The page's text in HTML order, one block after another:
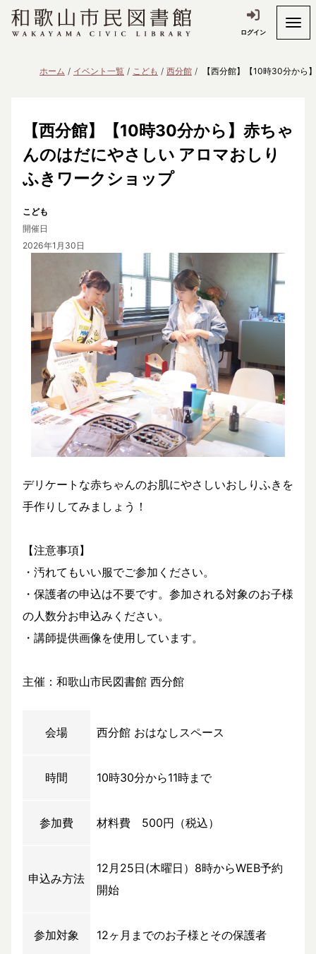
ログイン
ホーム イベント一覧 こども 西分館 【西分館】【10時30分から
【西分館】【10時30分から】赤ちゃ
んのはだにやさしい アロマおしり
ふきワークショップ
こども
開催日
2026年1月30日
デリケートな赤ちゃんのお肌にやさしいおしりふきを
手作りしてみましょう！
【注意事項】
・汚れてもいい服でご参加ください。
・保護者の申込は不要です。参加される対象のお子様
の人数分お申込みください。
・講師提供画像を使用しています。
主催：和歌山市民図書館 西分館
会場 西分館 おはなしスペース
時間 10時30分から11時まで
参加費 材料費 500円（税込）
申込み方法
12月25日(木曜日）8時からWEB予約
開始
参加対象 12ヶ月までのお子様とその保護者